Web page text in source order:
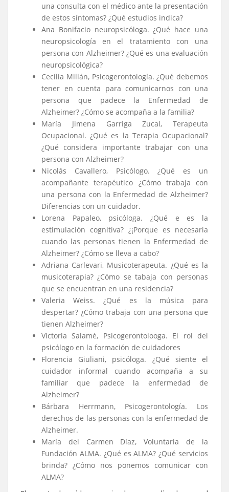
una consulta con el médico ante la presentación
de estos síntomas? ¿Qué estudios indica?
Ana Bonifacio neuropsicóloga. ¿Qué hace una
neuropsicología en el tratamiento con una
persona con Alzheimer? ¿Qué es una evaluación
neuropsicológica?
Cecilia Millán, Psicogerontología. ¿Qué debemos
tener en cuenta para comunicarnos con una
persona que padece la Enfermedad de
Alzheimer? ¿Cómo se acompaña a la familia?
María Jimena Garriga Zucal, Terapeuta
Ocupacional. ¿Qué es la Terapia Ocupacional?
¿Qué considera importante trabajar con una
persona con Alzheimer?
Nicolás Cavallero, Psicólogo. ¿Qué es un
acompañante terapéutico ¿Cómo trabaja con
una persona con la Enfermedad de Alzheimer?
Diferencias con un cuidador.
Lorena Papaleo, psicóloga. ¿Qué e es la
estimulación cognitiva? ¿¡Porque es necesaria
cuando las personas tienen la Enfermedad de
Alzheimer? ¿Cómo se lleva a cabo?
Adriana Carlevari, Musicoterapeuta. ¿Qué es la
musicoterapia? ¿Cómo se tabaja con personas
que se encuentran en una residencia?
Valeria Weiss. ¿Qué es la música para
despertar? ¿Cómo trabaja con una persona que
tienen Alzheimer?
Victoria Salamé, Psicogerontolooga. El rol del
psicólogo en la formación de cuidadores
Florencia Giuliani, psicóloga. ¿Qué siente el
cuidador informal cuando acompaña a su
familiar que padece la enfermedad de
Alzheimer?
Bárbara Herrmann, Psicogerontología. Los
derechos de las personas con la enfermedad de
Alzheimer.
María del Carmen Díaz, Voluntaria de la
Fundación ALMA. ¿Qué es ALMA? ¿Qué servicios
brinda? ¿Cómo nos ponemos comunicar con
ALMA?